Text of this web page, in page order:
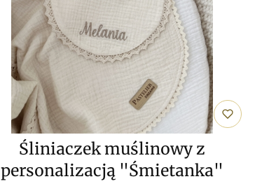
Śliniaczek muślinowy z
personalizacją "Śmietanka"